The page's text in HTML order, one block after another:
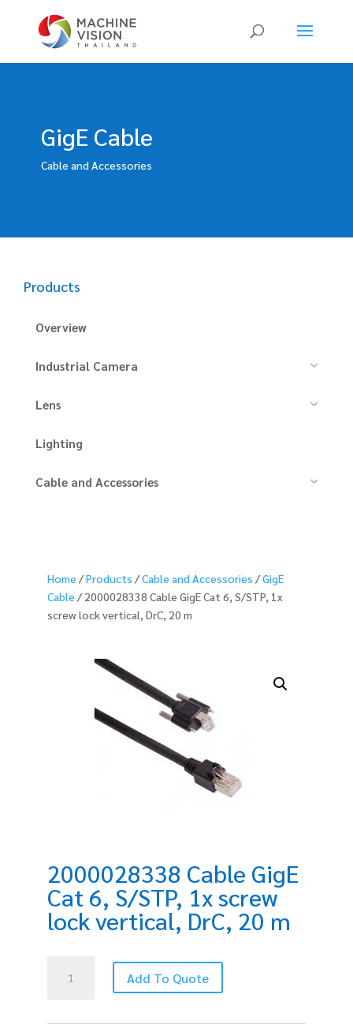
Products
search
GigE Cable
Cable and Accessories
Products
Overview
Industrial Camera
Lens
Lighting
Cable and Accessories
Home /Products /Cable and Accessories /GigE
Cable / 2000028338 Cable GigE Cat 6, S/STP, 1x
screw lock vertical, DrC, 20 m
2000028338 Cable GigE
Cat 6, S/STP, 1x screw
lock vertical, DrC, 20 m
Cable
Add To Quote